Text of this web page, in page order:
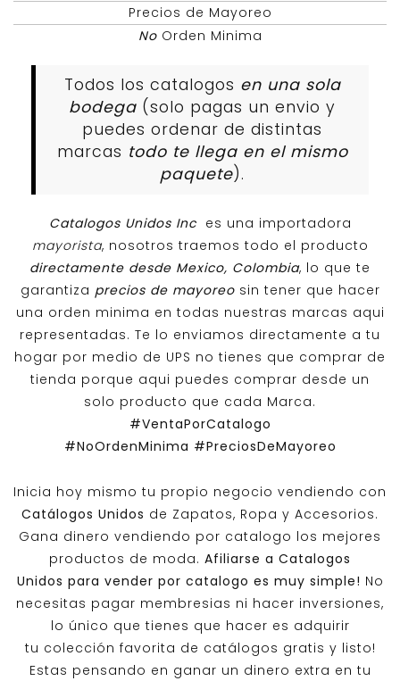
Precios de Mayoreo
NoOrden Minima
Todos los catalogos en una sola
bodega (solo pagas un envio y
puedes ordenar de distintas
marcas todo te llega en el mismo
paquete).
Catalogos Unidos Inc es una importadora
mayorista, nosotros traemos todo el producto
directamente desde Mexico, Colombia, lo que te
garantiza precios de mayoreosin tener que hacer
una orden minima en todas nuestras marcas aqui
representadas. Te lo enviamos directamente a tu
hogar por medio de UPS no tienes que comprar de
tienda porque aqui puedes comprar desde un
solo producto que cada Marca.
#VentaPorCatalogo
#NoOrdenMinima #PreciosDeMayoreo
Inicia hoy mismo tu propio negocio vendiendo con
Catálogos Unidos de Zapatos, Ropa y Accesorios.
Gana dinero vendiendo por catalogo los mejores
productos de moda. Afiliarse a Catalogos
Unidos para vender por catalogo es muy simple! No
necesitas pagar membresias ni hacer inversiones,
lo único que tienes que hacer es adquirir
tu colección favorita de catálogos gratis y listo!
Estas pensando en ganar un dinero extra en tu